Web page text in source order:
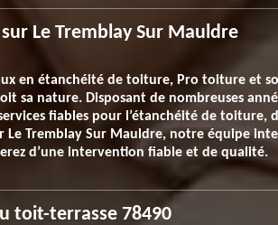
Le Tremblay Sur Mauldre
en étanchéité de toiture, Pro toiture et
sa nature. Disposant de nombreuses
fiables pour l’étanchéité de
Le Tremblay Sur Mauldre, notre équipe
d’une intervention fiable et de qualité.
toit-terrasse 78490